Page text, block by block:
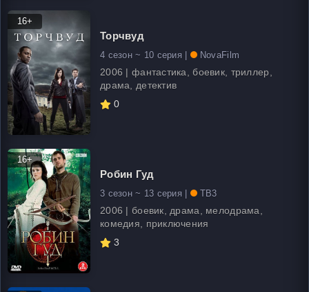
16+
Торчвуд
4 сезон ~ 10 серия | NovaFilm
2006 | фантастика, боевик, триллер,
драма, детектив
0
16+
Робин Гуд
3 сезон ~ 13 серия | ТВ3
2006 | боевик, драма, мелодрама,
комедия, приключения
3